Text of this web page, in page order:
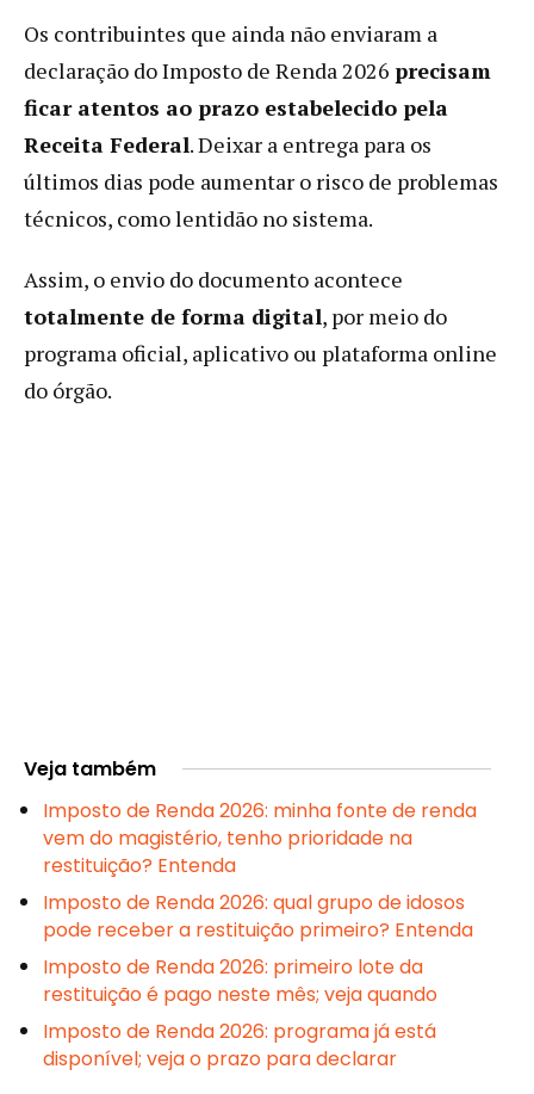
Os contribuintes que ainda não enviaram a
declaração do Imposto de Renda 2026 precisam
ficar atentos ao prazo estabelecido pela
Receita Federal. Deixar a entrega para os
últimos dias pode aumentar o risco de problemas
técnicos, como lentidão no sistema.
Assim, o envio do documento acontece
totalmente de forma digital, por meio do
programa oficial, aplicativo ou plataforma online
do órgão.
Veja também
Imposto de Renda 2026: minha fonte de renda
vem do magistério, tenho prioridade na
restituição? Entenda
Imposto de Renda 2026: qual grupo de idosos
pode receber a restituição primeiro? Entenda
Imposto de Renda 2026: primeiro lote da
restituição é pago neste mês; veja quando
Imposto de Renda 2026: programa já está
disponível; veja o prazo para declarar